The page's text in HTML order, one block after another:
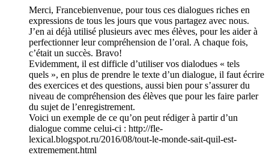
Merci, Francebienvenue, pour tous ces dialogues riches en
expressions de tous les jours que vous partagez avec nous.
J’en ai déjà utilisé plusieurs avec mes élèves, pour les aider à
perfectionner leur compréhension de l’oral. A chaque fois,
c’était un succès. Bravo!
Evidemment, il est difficle d’utiliser vos dialodues « tels
quels », en plus de prendre le texte d’un dialogue, il faut écrire
des exercices et des questions, aussi bien pour s’assurer du
niveau de compréhension des élèves que pour les faire parler
du sujet de l’enregistrement.
Voici un exemple de ce qu’on peut rédiger à partir d’un
dialogue comme celui-ci : http://fle-
lexical.blogspot.ru/2016/08/tout-le-monde-sait-quil-est-
extremement.html